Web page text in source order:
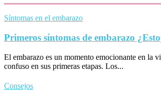
Síntomas en el embarazo
Primeros síntomas de embarazo
El embarazo es un momento emocionante en la
confuso en sus primeras etapas. Los...
Consejos